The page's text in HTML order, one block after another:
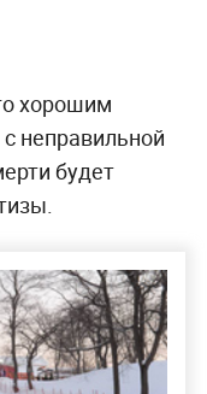
хорошим
неправильной
будет